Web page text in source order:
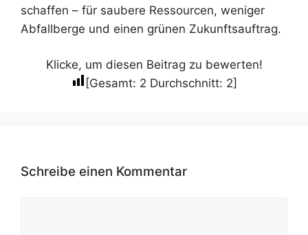
schaffen – für saubere Ressourcen, weniger
Abfallberge und einen grünen Zukunftsauftrag.
Klicke, um diesen Beitrag zu bewerten!
[Gesamt: 2 Durchschnitt: 2]
Schreibe einen Kommentar